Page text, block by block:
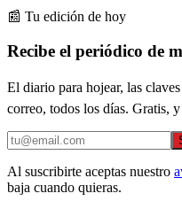
📰 Tu edición de hoy
Recibe el periódico de
El diario para hojear, las
correo, todos los días. Gratis,
Al suscribirte aceptas nuestro
baja cuando quieras.